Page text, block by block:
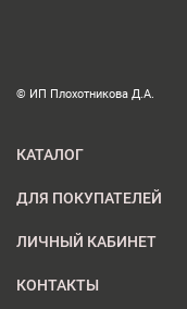
© ИП Плохотникова Д.А.
КАТАЛОГ
ДЛЯ ПОКУПАТЕЛЕЙ
ЛИЧНЫЙ КАБИНЕТ
КОНТАКТЫ